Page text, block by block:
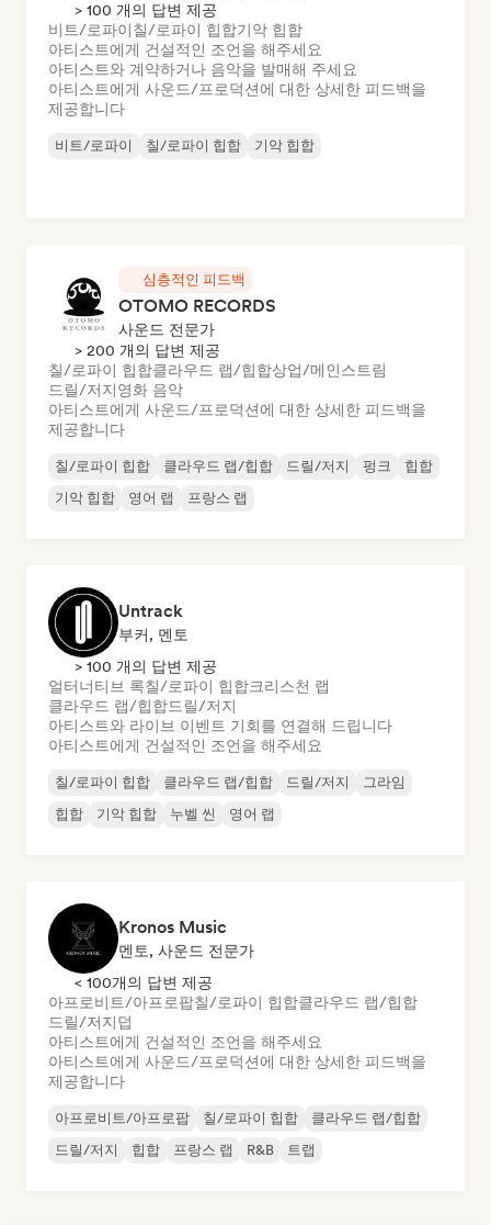
> 100 개의 답변 제공
비트/로파이칠/로파이 힙합기악 힙합
아티스트에게 건설적인 조언을 해주세요
아티스트와 계약하거나 음악을 발매해 주세요
아티스트에게 사운드/프로덕션에 대한 상세한 피드백을
제공합니다
비트/로파이 칠/로파이 힙합 기악 힙합
심층적인 피드백
OTOMO RECORDS
사운드 전문가
> 200 개의 답변 제공
칠/로파이 힙합클라우드 랩/힙합상업/메인스트림
드릴/저지영화 음악
아티스트에게 사운드/프로덕션에 대한 상세한 피드백을
제공합니다
칠/로파이 힙합 클라우드 랩/힙합 드릴/저지 펑크
힙합
기악 힙합
영어 랩 프랑스 랩
Untrack
부커, 멘토
> 100 개의 답변 제공
얼터너티브 록칠/로파이 힙합크리스천 랩
클라우드 랩/힙합드릴/저지
아티스트와 라이브 이벤트 기회를 연결해 드립니다
아티스트에게 건설적인 조언을 해주세요
칠/로파이 힙합 클라우드 랩/힙합 드릴/저지
그라임
힙합
기악 힙합 누벨 씬 영어 랩
Kronos Music
멘토, 사운드 전문가
< 100개의 답변 제공
아프로비트/아프로팝칠/로파이 힙합클라우드 랩/힙합
드릴/저지덥
아티스트에게 건설적인 조언을 해주세요
아티스트에게 사운드/프로덕션에 대한 상세한 피드백을
제공합니다
아프로비트/아프로팝 칠/로파이 힙합
클라우드 랩/힙합
드릴/저지
힙합 프랑스 랩 R&B 트랩